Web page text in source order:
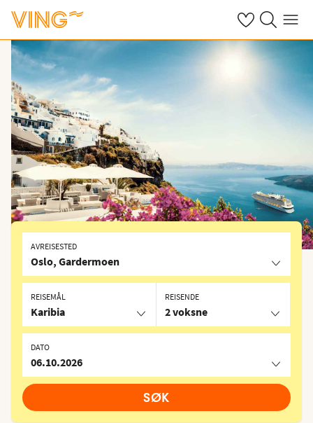
Se dine sparte
Søk påMeny
AVREISESTED
Oslo, Gardermoen
REISEMÅL
Karibia
DATO
06.10.2026
REISENDE
2 voksne
SØK